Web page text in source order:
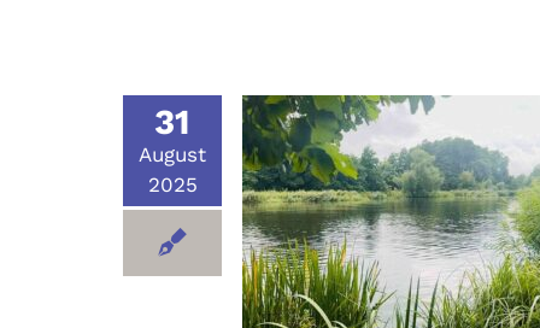
31
August
2025